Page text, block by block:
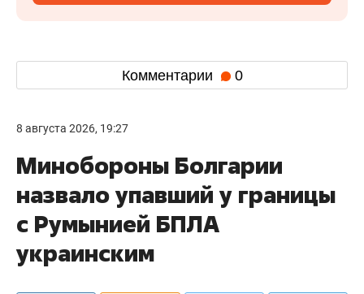
Комментарии 0
8 августа 2026, 19:27
Минобороны Болгарии
назвало упавший у границы
с Румынией БПЛА
украинским